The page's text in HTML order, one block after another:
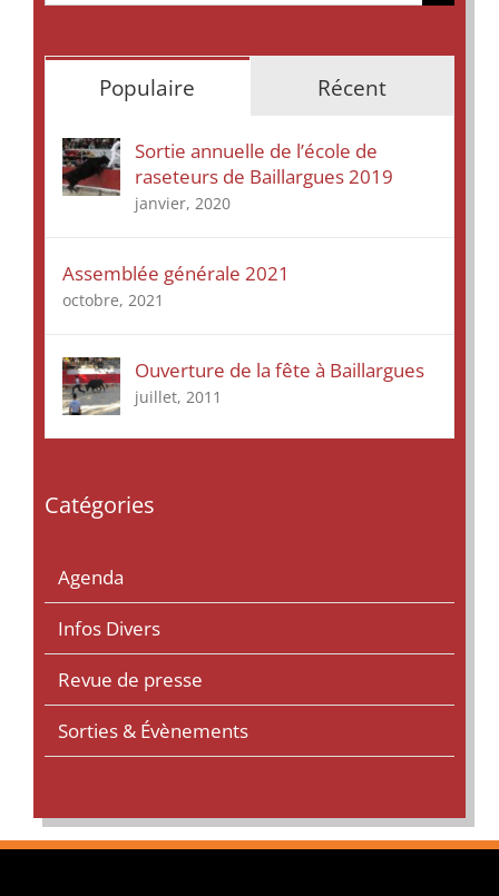
Populaire Récent
Sortie annuelle de l’école de
raseteurs de Baillargues 2019
janvier, 2020
Assemblée générale 2021
octobre, 2021
Ouverture de la fête à Baillargues
juillet, 2011
Catégories
Agenda
Infos Divers
Revue de presse
Sorties & Évènements